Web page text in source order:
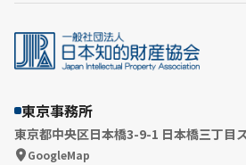
東京事務所
東京都中央区日本橋3-9-1 日本橋三丁目
GoogleMap